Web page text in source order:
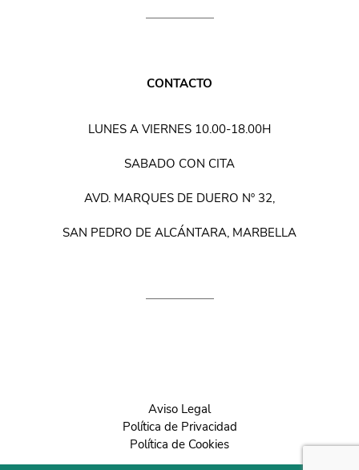
CONTACTO
LUNES A VIERNES 10.00-18.00H
SABADO CON CITA
AVD. MARQUES DE DUERO Nº 32,
SAN PEDRO DE ALCÁNTARA, MARBELLA
Aviso Legal
Política de Privacidad
Política de Cookies